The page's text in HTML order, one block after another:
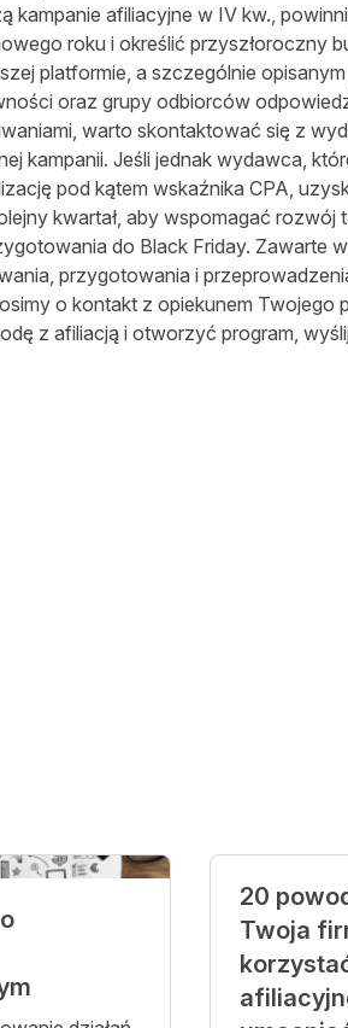
kampanie afiliacyjne w IV kw.,
roku i określić przyszłoroczny
platformie, a szczególnie
oraz grupy odbiorców
warto skontaktować się z
kampanii. Jeśli jednak wydawca,
pod kątem wskaźnika CPA,
kwartał, aby wspomagać rozwój
do Black Friday. Zawarte
przygotowania i
o kontakt z opiekunem Twojego
z afiliacją i otworzyć program,
LinkedIn
20
Twoja